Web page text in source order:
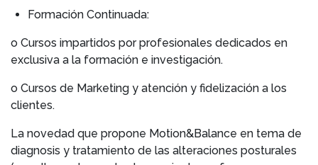
Formación Continuada:
o Cursos impartidos por profesionales dedicados en
exclusiva a la formación e investigación.
o Cursos de Marketing y atención y fidelización a los
clientes.
La novedad que propone Motion&Balance en tema de
diagnosis y tratamiento de las alteraciones posturales